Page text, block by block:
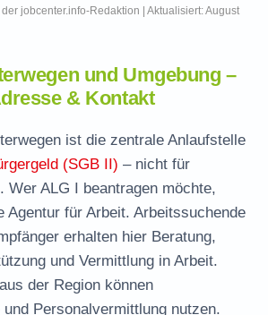
jobcenter.info-Redaktion | Aktualisiert: August
und Umgebung –
& Kontakt
ist die zentrale Anlaufstelle
(SGB II) – nicht für
Wer ALG I beantragen möchte,
Agentur für Arbeit. Arbeitssuchende
erhalten hier Beratung,
und Vermittlung in Arbeit.
der Region können
Personalvermittlung nutzen.